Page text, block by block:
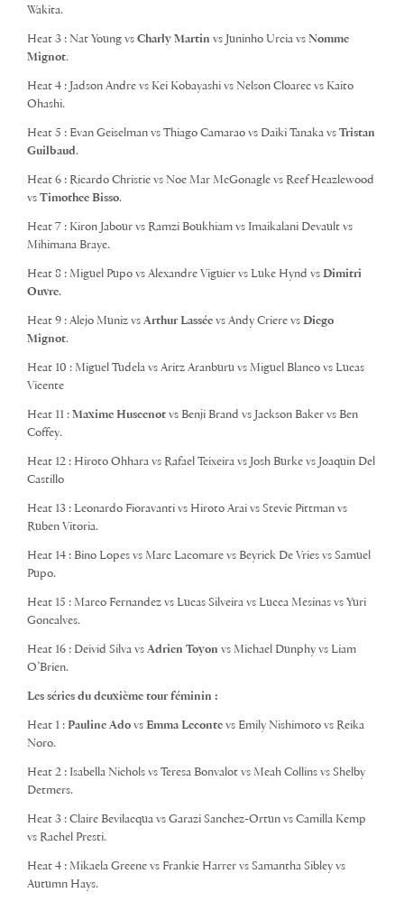
Wakita.
Heat 3 : Nat Young vs Charly Martin vs Juninho Urcia vs Nomme
Mignot.
Heat 4 : Jadson Andre vs Kei Kobayashi vs Nelson Cloarec vs Kaito
Ohashi.
Heat 5 : Evan Geiselman vs Thiago Camarao vs Daiki Tanaka vs Tristan
Guilbaud .
Heat 6 : Ricardo Christie vs Noe Mar McGonagle vs Reef Heazlewood
vs Timothee Bisso.
Heat 7 : Kiron Jabour vs Ramzi Boukhiam vs Imaikalani Devault vs
Mihimana Braye.
Heat 8 : Miguel Pupo vs Alexandre Viguier vs Luke Hynd vs Dimitri
Ouvre.
Heat 9 : Alejo Muniz vs Arthur Lassée vs Andy Criere vs Diego
Mignot.
Heat 10 : Miguel Tudela vs Aritz Aranburu vs Miguel Blanco vs Lucas
Vicente
Heat 11 : Maxime Huscenot vs Benji Brand vs Jackson Baker vs Ben
Coffey.
Heat 12 : Hiroto Ohhara vs Rafael Teixeira vs Josh Burke vs Joaquin Del
Castillo
Heat 13 : Leonardo Fioravanti vs Hiroto Arai vs Stevie Pittman vs
Ruben Vitoria.
Heat 14 : Bino Lopes vs Marc Lacomare vs Beyrick De Vries vs Samuel
Pupo.
Heat 15 : Marco Fernandez vs Lucas Silveira vs Lucca Mesinas vs Yuri
Goncalves.
Heat 16 : Deivid Silva vs Adrien Toyon vs Michael Dunphy vs Liam
O’Brien.
Les séries du deuxième tour féminin :
Heat 1 : Pauline Ado vs Emma Leconte vs Emily Nishimoto vs Reika
Noro.
Heat 2 : Isabella Nichols vs Teresa Bonvalot vs Meah Collins vs Shelby
Detmers.
Heat 3 : Claire Bevilacqua vs Garazi Sanchez-Ortun vs Camilla Kemp
vs Rachel Presti.
Heat 4 : Mikaela Greene vs Frankie Harrer vs Samantha Sibley vs
Autumn Hays.